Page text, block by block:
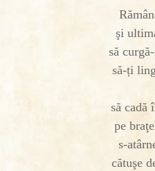
şi
să
să-ți
să cadă
pe
s-
cătuşe